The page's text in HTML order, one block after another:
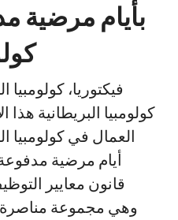
بأيام مرضية
فيكتوريا،
كولومبيا البريطانية هذا
العمال في كولومبيا
أيام مرضية مدفوعة
قانون معايير